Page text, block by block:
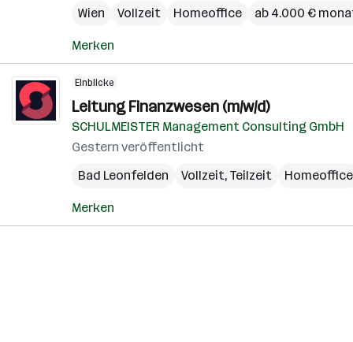
Wien
Vollzeit Homeoffice ab 4.000 €
Merken
Einblicke
Leitung Finanzwesen (m/w/d)
SCHULMEISTER Management Consulting GmbH
Gestern veröffentlicht
Bad Leonfelden
Vollzeit, Teilzeit Homeoffice
Merken